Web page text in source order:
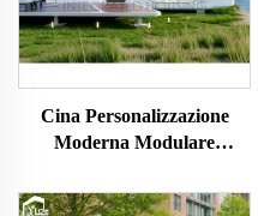
Cina Personalizzazione
Moderna Modulare
Ufficio Hotel a Capsula